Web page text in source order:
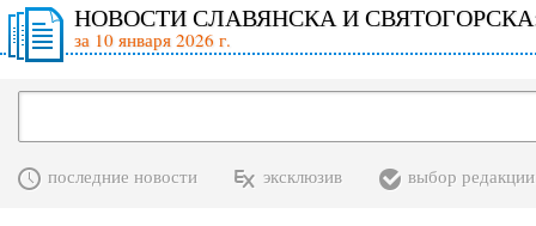
НОВОСТИ СЛАВЯНСКА И
за 10 января 2026 г.
последние новости эксклюзив выбор редакции